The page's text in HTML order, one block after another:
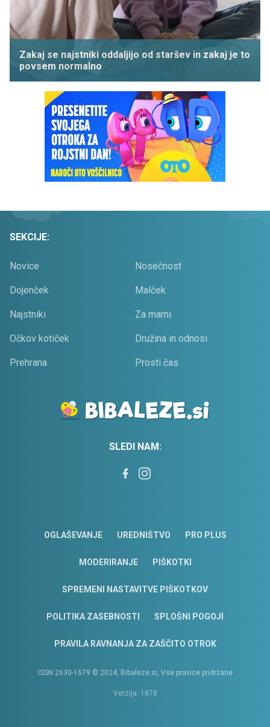
Zakaj se najstniki oddaljijo od staršev in zakaj je to
povsem normalno
SEKCIJE:
Novice Nosečnost
Dojenček Malček
Najstniki Za mami
Očkov kotiček Družina in odnosi
Prehrana Prosti čas
SLEDI NAM:
OGLAŠEVANJE UREDNIŠTVO PRO PLUS
MODERIRANJE PIŠKOTKI
SPREMENI NASTAVITVE PIŠKOTKOV
POLITIKA ZASEBNOSTI SPLOŠNI POGOJI
PRAVILA RAVNANJA ZA ZAŠČITO OTROK
ISSN 2630-1679 © 2024, Bibaleze.si, Vse pravice pridržane
Verzija: 1878